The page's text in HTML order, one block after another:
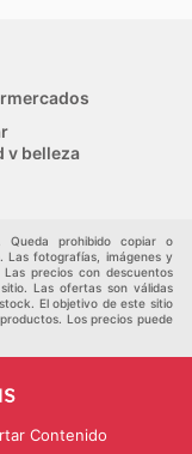
y belleza
Queda prohibido copiar o
Las fotografías, imágenes y
precios con descuentos
Las ofertas son válidas
El objetivo de este sitio
Los precios puede
Contenido